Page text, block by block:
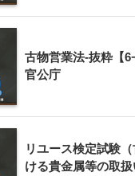
古物営業法-抜粋【
官公庁
リユース検定試験
ける貴金属等の取